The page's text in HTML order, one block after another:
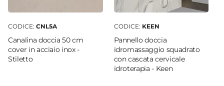
40,8 cm
Materiale Anta
CODICE: CNL5A
Canalina doccia 50 cm
cover in acciaio inox -
Stiletto
CODICE: KEEN
Pannello doccia
idromassaggio squadrato
con cascata cervicale
idroterapia - Keen